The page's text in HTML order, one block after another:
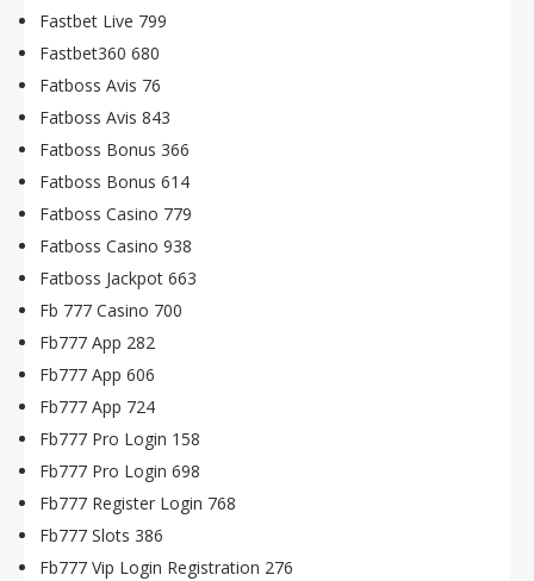
Fastbet Live 799
Fastbet360 680
Fatboss Avis 76
Fatboss Avis 843
Fatboss Bonus 366
Fatboss Bonus 614
Fatboss Casino 779
Fatboss Casino 938
Fatboss Jackpot 663
Fb 777 Casino 700
Fb777 App 282
Fb777 App 606
Fb777 App 724
Fb777 Pro Login 158
Fb777 Pro Login 698
Fb777 Register Login 768
Fb777 Slots 386
Fb777 Vip Login Registration 276